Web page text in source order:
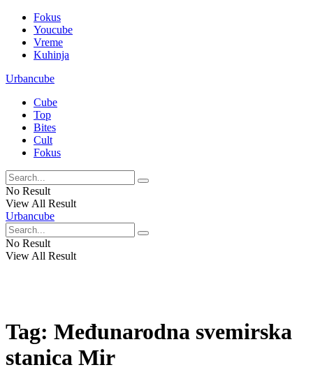
Fokus
Youcube
Vreme
Kuhinja
Urbancube
Cube
Top
Bites
Cult
Fokus
No Result
View All Result
Urbancube
No Result
View All Result
Tag: Međunarodna svemirska
stanica Mir